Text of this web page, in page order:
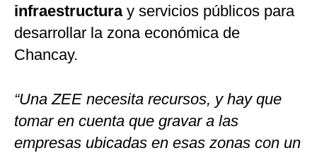
infraestructura y servicios públicos para
desarrollar la zona económica de
Chancay.
“Una ZEE necesita recursos, y hay que
tomar en cuenta que gravar a las
empresas ubicadas en esas zonas con un